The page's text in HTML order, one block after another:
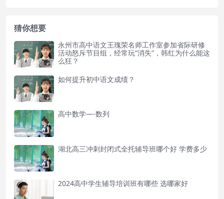
猜你想要
永州市高中语文王瑰荣名师工作室参加省际研修
活动怒斥节目组，经常玩“消失”，韩红为什么能这
么狂？
如何提升初中语文成绩？
高中数学—-数列
湖北高三冲刺封闭式全托辅导班哪个好 学费多少
2024高中学生辅导培训班有哪些 选哪家好